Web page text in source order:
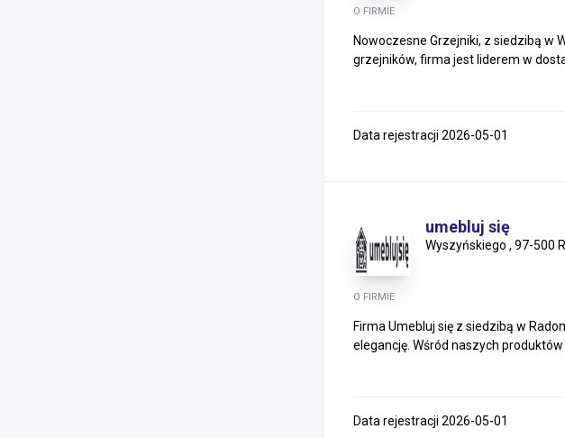
O FIRMIE
Nowoczesne Grzejniki, z siedzibą w
grzejników, firma jest liderem w
Data rejestracji 2026-05-01
umebluj się
Wyszyńskiego , 97-500
O FIRMIE
Firma Umebluj się z siedzibą w
elegancję. Wśród naszych produktów
Data rejestracji 2026-05-01